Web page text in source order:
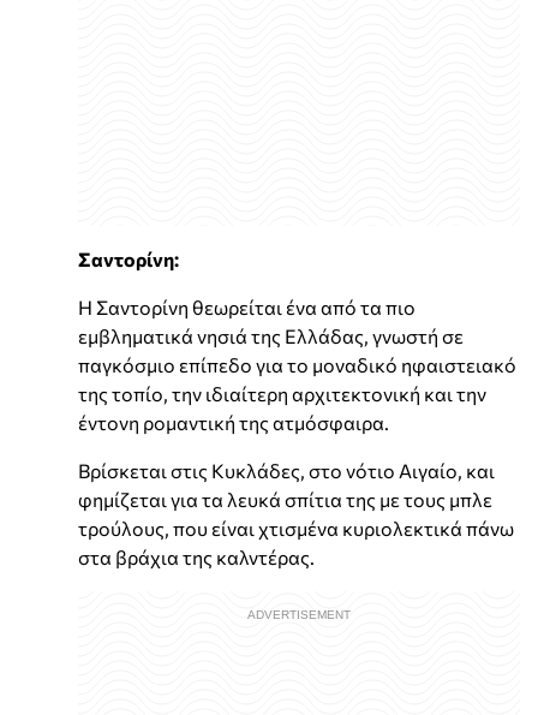
Σαντορίνη:
Η Σαντορίνη θεωρείται ένα από τα πιο
εμβληματικά νησιά της Ελλάδας, γνωστή σε
παγκόσμιο επίπεδο για το μοναδικό ηφαιστειακό
της τοπίο, την ιδιαίτερη αρχιτεκτονική και την
έντονη ρομαντική της ατμόσφαιρα.
Βρίσκεται στις Κυκλάδες, στο νότιο Αιγαίο, και
φημίζεται για τα λευκά σπίτια της με τους μπλε
τρούλους, που είναι χτισμένα κυριολεκτικά πάνω
στα βράχια της καλντέρας.